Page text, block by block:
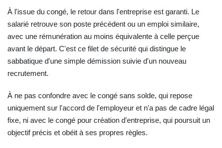
À l'issue du congé, le retour dans l'entreprise est garanti. Le
salarié retrouve son poste précédent ou un emploi similaire,
avec une rémunération au moins équivalente à celle perçue
avant le départ. C'est ce filet de sécurité qui distingue le
sabbatique d'une simple démission suivie d'un nouveau
recrutement.
À ne pas confondre avec le congé sans solde, qui repose
uniquement sur l'accord de l'employeur et n'a pas de cadre légal
fixe, ni avec le congé pour création d'entreprise, qui poursuit un
objectif précis et obéit à ses propres règles.